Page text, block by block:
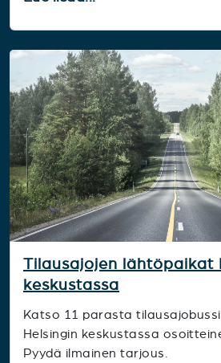
Tilausajojen lähtöpaikat
keskustassa
Katso 11 parasta
Helsingin keskustassa
Pyydä ilmainen tarjous.